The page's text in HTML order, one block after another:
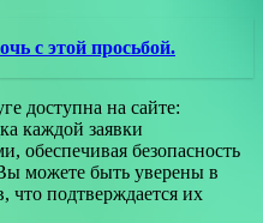
с этой просьбой.
доступна на сайте:
каждой заявки
обеспечивая безопасность
можете быть уверены в
что подтверждается их